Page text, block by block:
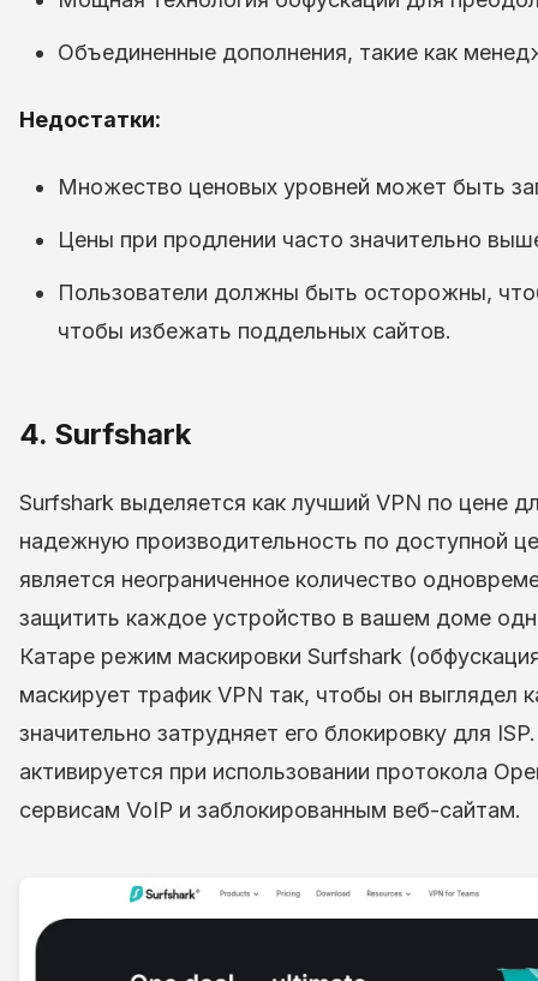
Объединенные дополнения, такие как
Недостатки:
Множество ценовых уровней может быть
Цены при продлении часто значительно
Пользователи должны быть осторожны,
чтобы избежать поддельных сайтов.
4. Surfshark
Surfshark выделяется как лучший VPN по цене
надежную производительность по доступной
является неограниченное количество
защитить каждое устройство в вашем доме
Катаре режим маскировки Surfshark
маскирует трафик VPN так, чтобы он выглядел
значительно затрудняет его блокировку для
активируется при использовании протокола
сервисам VoIP и заблокированным веб-сайтам.